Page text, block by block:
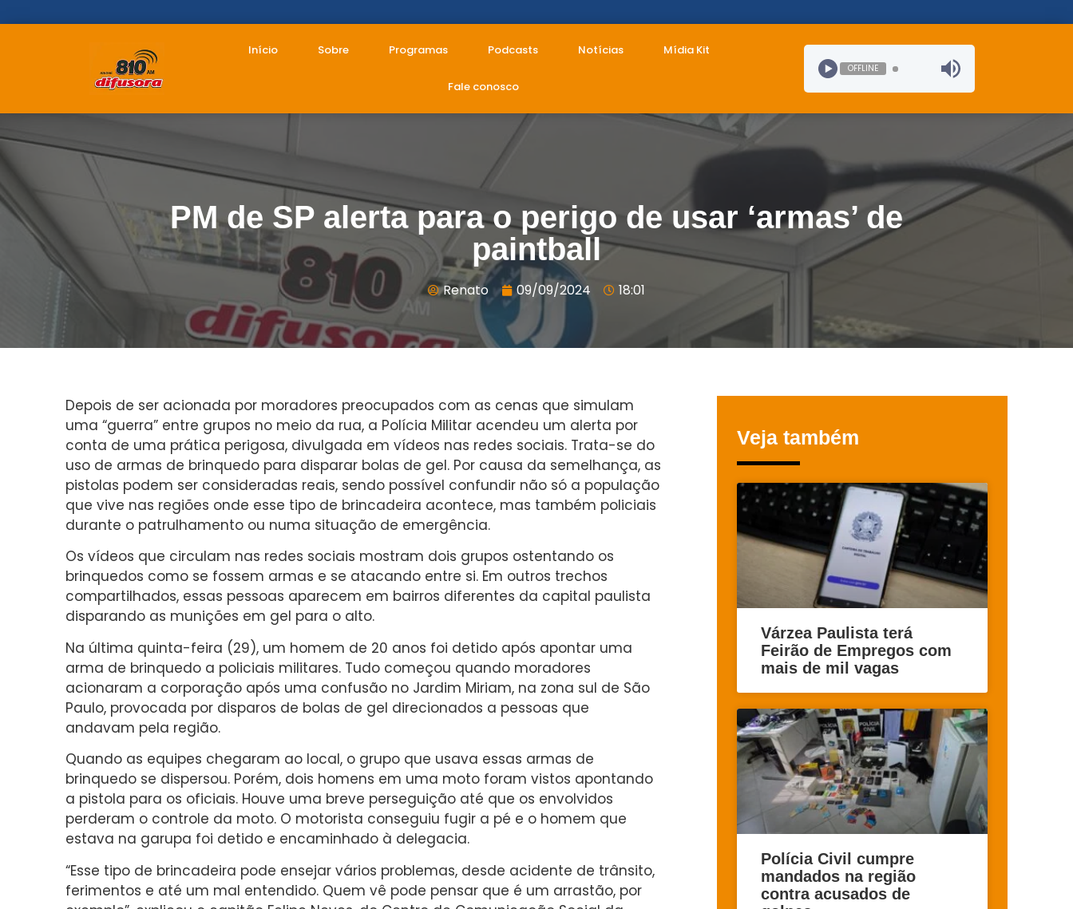
Início Sobre Programas Podcasts Notícias Mídia Kit
Fale conosco
OFFLINE
PM de SP alerta para o perigo de usar ‘armas’ de
paintball
Renato 09/09/2024 18:01
Depois de ser acionada por moradores preocupados com as cenas que simulam
uma “guerra” entre grupos no meio da rua, a Polícia Militar acendeu um alerta por
conta de uma prática perigosa, divulgada em vídeos nas redes sociais. Trata-se do
uso de armas de brinquedo para disparar bolas de gel. Por causa da semelhança, as
pistolas podem ser consideradas reais, sendo possível confundir não só a população
que vive nas regiões onde esse tipo de brincadeira acontece, mas também policiais
durante o patrulhamento ou numa situação de emergência.
Os vídeos que circulam nas redes sociais mostram dois grupos ostentando os
brinquedos como se fossem armas e se atacando entre si. Em outros trechos
compartilhados, essas pessoas aparecem em bairros diferentes da capital paulista
disparando as munições em gel para o alto.
Na última quinta-feira (29), um homem de 20 anos foi detido após apontar uma
arma de brinquedo a policiais militares. Tudo começou quando moradores
acionaram a corporação após uma confusão no Jardim Miriam, na zona sul de São
Paulo, provocada por disparos de bolas de gel direcionados a pessoas que
andavam pela região.
Quando as equipes chegaram ao local, o grupo que usava essas armas de
brinquedo se dispersou. Porém, dois homens em uma moto foram vistos apontando
a pistola para os oficiais. Houve uma breve perseguição até que os envolvidos
perderam o controle da moto. O motorista conseguiu fugir a pé e o homem que
estava na garupa foi detido e encaminhado à delegacia.
“Esse tipo de brincadeira pode ensejar vários problemas, desde acidente de trânsito,
ferimentos e até um mal entendido. Quem vê pode pensar que é um arrastão, por
Veja também
Várzea Paulista terá
Feirão de Empregos com
mais de mil vagas
Polícia Civil cumpre
mandados na região
contra acusados de